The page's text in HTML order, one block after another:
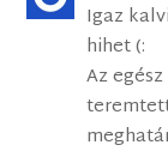
Igaz
hihet (:
Az